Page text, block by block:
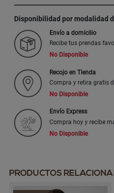
Disponibilidad por modalidad
Envío a domicilio
Recibe tus prendas
No Disponible
Recojo en Tienda
Compra y retira gratis
No Disponible
Envío Express
Compra hoy y recibe
No Disponible
PRODUCTOS